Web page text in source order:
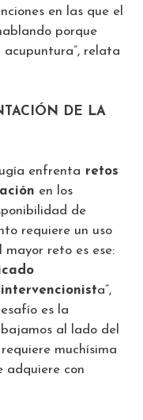
en las que el
porque
relata
DE LA
enfrenta retos
en los
de
requiere un uso
mayor reto es ese:
a”,
es la
al lado del
muchísima
adquiere con